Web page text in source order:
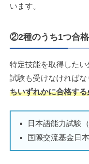
います。
②2種のうち1つ合
特定技能を取得した
試験も受けなければな
ちいずれかに合格する
日本語能力試験（
国際交流基金日